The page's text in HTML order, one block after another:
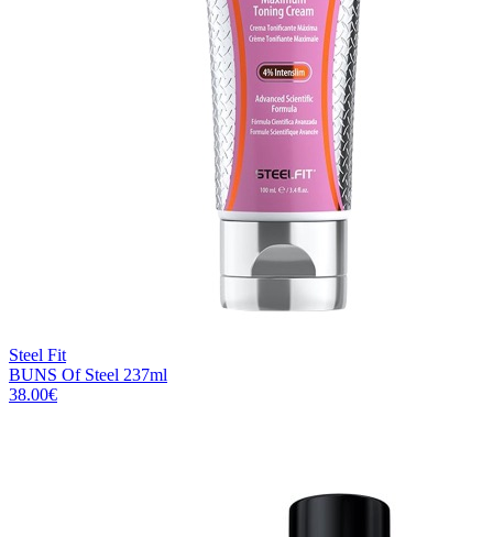
Steel Fit
BUNS Of Steel 237ml
38.00€